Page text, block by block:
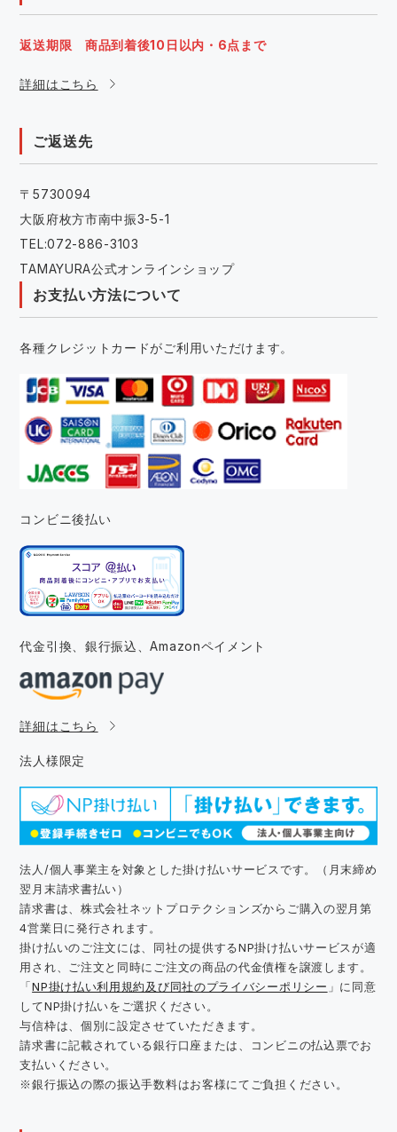
返送期限 商品到着後10日以内・6点まで
詳細はこちら
ご返送先
〒5730094
大阪府枚方市南中振3-5-1
TEL:072-886-3103
TAMAYURA公式オンラインショップ
お支払い方法について
各種クレジットカードがご利用いただけます。
コンビニ後払い
代金引換、銀行振込、Amazonペイメント
詳細はこちら
法人様限定
法人/個人事業主を対象とした掛け払いサービスです。（月末締め
翌月末請求書払い）
請求書は、株式会社ネットプロテクションズからご購入の翌月第
4営業日に発行されます。
掛け払いのご注文には、同社の提供するNP掛け払いサービスが適
用され、ご注文と同時にご注文の商品の代金債権を譲渡します。
「NP掛け払い利用規約及び同社のプライバシーポリシー 」に同意
してNP掛け払いをご選択ください。
与信枠は、個別に設定させていただきます。
請求書に記載されている銀行口座または、コンビニの払込票でお
支払いください。
※銀行振込の際の振込手数料はお客様にてご負担ください。